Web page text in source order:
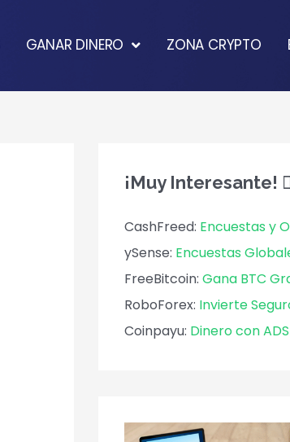
GANAR DINERO ZONA CRYPTO
¡Muy Interesante!
CashFreed: Encuestas y
ySense: Encuestas
FreeBitcoin: Gana BTC
RoboForex: Invierte
Coinpayu: Dinero con ADS